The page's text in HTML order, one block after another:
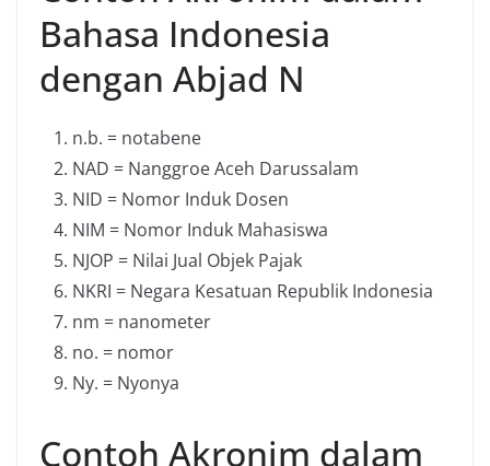
Bahasa Indonesia
dengan Abjad N
n.b. = notabene
NAD = Nanggroe Aceh Darussalam
NID = Nomor Induk Dosen
NIM = Nomor Induk Mahasiswa
NJOP = Nilai Jual Objek Pajak
NKRI = Negara Kesatuan Republik Indonesia
nm = nanometer
no. = nomor
Ny. = Nyonya
Contoh Akronim dalam